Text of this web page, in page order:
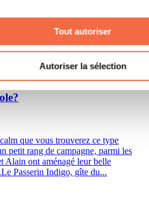
Tout autoriser
Autoriser la sélection
de dormir dans un hamac en pleine
c’est seulement à Sainte-Béatrix
est possible de dormir à la belle
d’une activité unique à vivre sur
que vous trouverez ce type
petit rang de campagne, parmi les
Alain ont aménagé leur belle
Passerin Indigo, gîte du...